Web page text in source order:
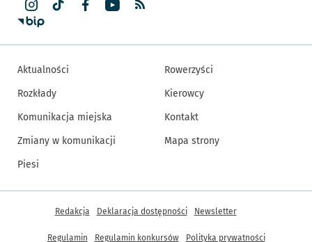
Aktualności
Rozkłady
Komunikacja miejska
Zmiany w komunikacji
Piesi
Rowerzyści
Kierowcy
Kontakt
Mapa strony
Inne informacje
Redakcja Deklaracja dostępności Newsletter
Regulamin Regulamin konkursów Polityka prywatności